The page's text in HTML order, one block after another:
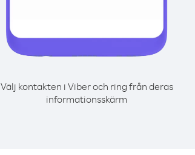
Välj kontakten i Viber och ring från deras
informationsskärm